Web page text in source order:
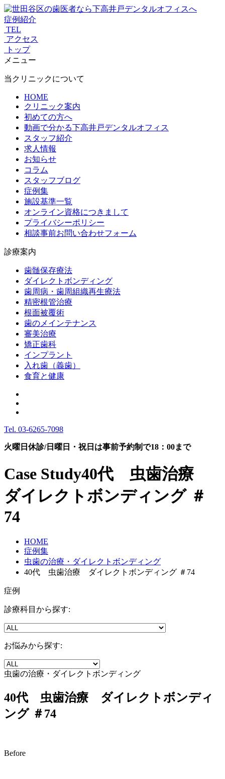
症例紹介
TEL
アクセス
トップ
メニュー
当クリニックについて
HOME
クリニック案内
初めての方へ
動画で分かる下高井戸デンタルオフィス
スタッフ紹介
求人情報
お知らせ
コラム
スタッフブログ
症例集
施設基準一覧
オンライン資格につきまして
プライバシーポリシー
相談事前お問い合わせフォーム
診療案内
歯髄保存療法
ダイレクトボンディング
歯周病・歯周組織再生療法
精密根管治療
根面被覆術
歯のメインテナンス
審美治療
矯正歯科
インプラント
入れ歯（義歯）
食育と健康
Tel. 03-6265-7098
火曜日休診/日曜日・祝日は事前予約制で18：00まで
Case Study40代 虫歯治療
ダイレクトボンディング ＃
74
HOME
症例集
虫歯の治療・ダイレクトボンディング
40代 虫歯治療 ダイレクトボンディング ＃74
症例
診療科目から探す:
お悩みから探す:
虫歯の治療・ダイレクトボンディング
40代 虫歯治療 ダイレクトボンディ
ング ＃74
Before